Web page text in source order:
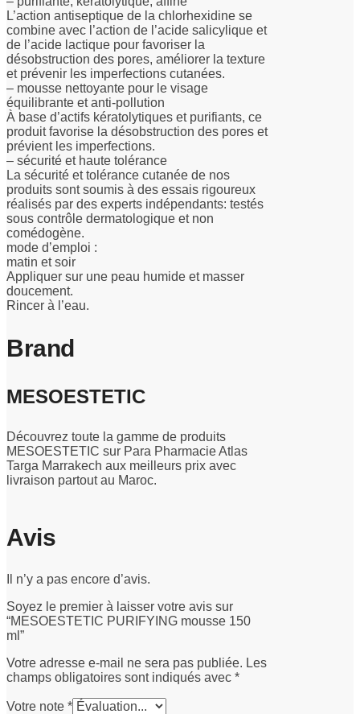
L’action antiseptique de la chlorhexidine se
combine avec l’action de l’acide salicylique et
de l’acide lactique pour favoriser la
désobstruction des pores, améliorer la texture
et prévenir les imperfections cutanées.
– mousse nettoyante pour le visage
équilibrante et anti-pollution
À base d’actifs kératolytiques et purifiants, ce
produit favorise la désobstruction des pores et
prévient les imperfections.
– sécurité et haute tolérance
La sécurité et tolérance cutanée de nos
produits sont soumis à des essais rigoureux
réalisés par des experts indépendants: testés
sous contrôle dermatologique et non
comédogène.
mode d’emploi :
matin et soir
Appliquer sur une peau humide et masser
doucement.
Rincer à l’eau.
Brand
MESOESTETIC
Découvrez toute la gamme de produits
MESOESTETIC sur Para Pharmacie Atlas
Targa Marrakech aux meilleurs prix avec
livraison partout au Maroc.
Avis
Il n’y a pas encore d’avis.
Soyez le premier à laisser votre avis sur
“MESOESTETIC PURIFYING mousse 150
ml”
Votre adresse e-mail ne sera pas publiée. Les
champs obligatoires sont indiqués avec *
Votre note *